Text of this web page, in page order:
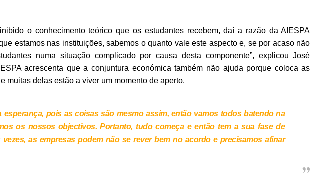
o conhecimento teórico que os estudantes recebem, daí a razão da AIESPA
estamos nas instituições, sabemos o quanto vale este aspecto e, se por acaso não
numa situação complicado por causa desta componente”, explicou José
acrescenta que a conjuntura económica também não ajuda porque coloca as
muitas delas estão a viver um momento de aperto.
esperança, pois as coisas são mesmo assim, então vamos todos batendo na
os nossos objectivos. Portanto, tudo começa e então tem a sua fase de
vezes, as empresas podem não se rever bem no acordo e precisamos afinar